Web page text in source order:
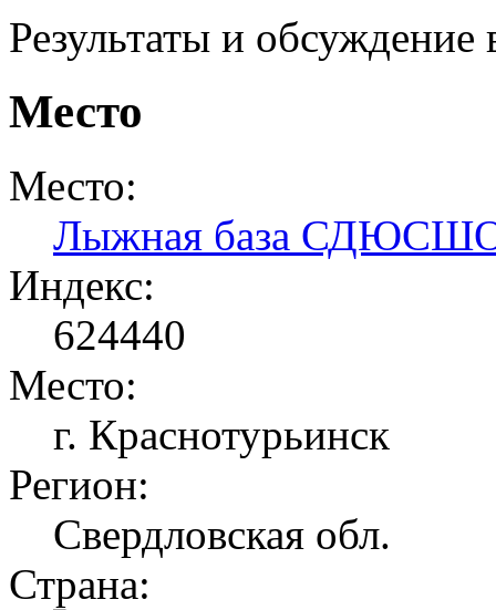
Результаты и
Место
Место:
Лыжная база
Индекс:
624440
Место:
г. Краснотурьинск
Регион:
Свердловская обл.
Страна: